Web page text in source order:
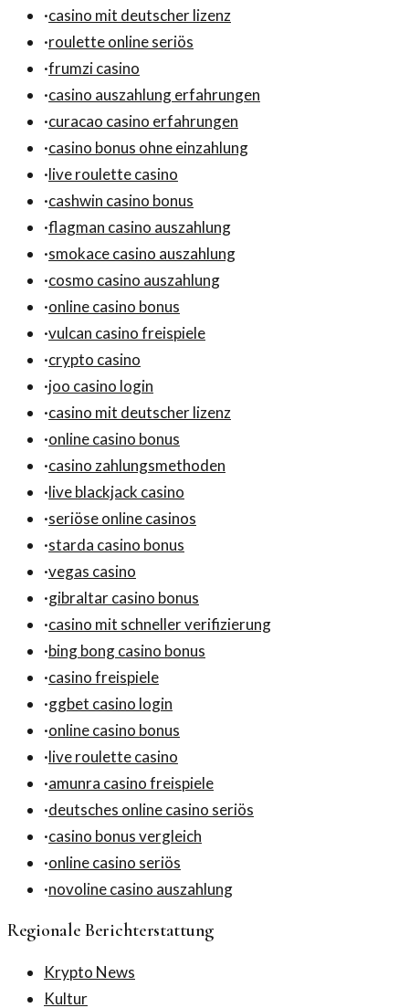
·casino mit deutscher lizenz
·roulette online seriös
·frumzi casino
·casino auszahlung erfahrungen
·curacao casino erfahrungen
·casino bonus ohne einzahlung
·live roulette casino
·cashwin casino bonus
·flagman casino auszahlung
·smokace casino auszahlung
·cosmo casino auszahlung
·online casino bonus
·vulcan casino freispiele
·crypto casino
·joo casino login
·casino mit deutscher lizenz
·online casino bonus
·casino zahlungsmethoden
·live blackjack casino
·seriöse online casinos
·starda casino bonus
·vegas casino
·gibraltar casino bonus
·casino mit schneller verifizierung
·bing bong casino bonus
·casino freispiele
·ggbet casino login
·online casino bonus
·live roulette casino
·amunra casino freispiele
·deutsches online casino seriös
·casino bonus vergleich
·online casino seriös
·novoline casino auszahlung
Regionale Berichterstattung
Krypto News
Kultur